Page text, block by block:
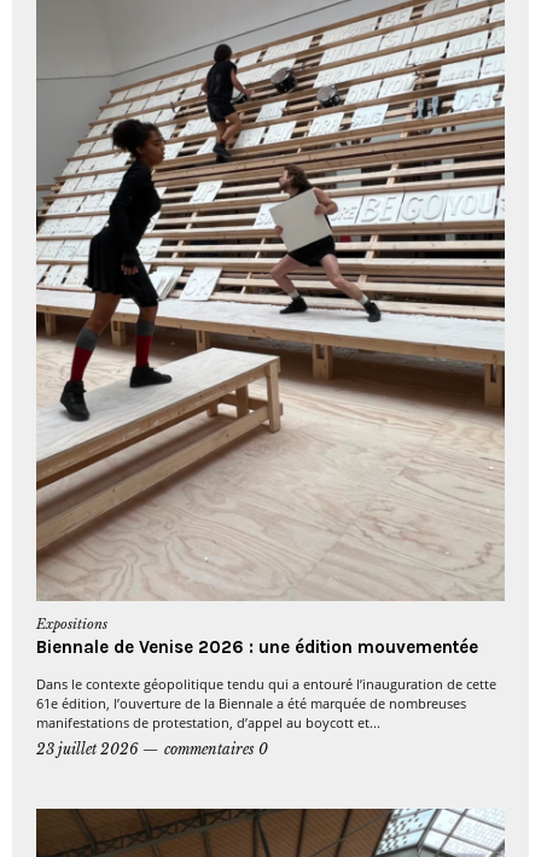
Expositions
Biennale de Venise 2026 : une édition mouvementée
Dans le contexte géopolitique tendu qui a entouré l’inauguration de cette
61e édition, l’ouverture de la Biennale a été marquée de nombreuses
manifestations de protestation, d’appel au boycott et...
23 juillet 2026
commentaires 0